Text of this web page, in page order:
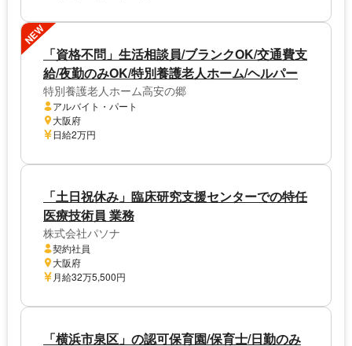
NEW
「資格不問」生活相談員/ブランクOK/交通費支
給/夜勤のみOK/特別養護老人ホーム/ヘルパー
特別養護老人ホーム高安の郷
アルバイト・パート
大阪府
日給2万円
「土日祝休み」臨床研究支援センターでの特任
医療技術員 業務
株式会社パソナ
契約社員
大阪府
月給32万5,500円
「横浜市泉区」の認可保育園/保育士/日勤のみ